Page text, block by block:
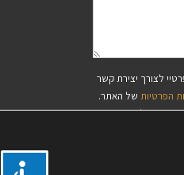
לצורך יצירת קשר
הפרטיות של האתר.
בכל עת.